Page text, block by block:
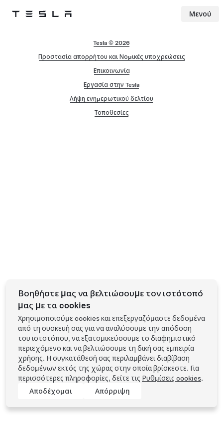
Tesla Μενού
Tesla © 2026
Προστασία απορρήτου και Νομικές υποχρεώσεις
Επικοινωνία
Εργασία στην Tesla
Λήψη ενημερωτικού δελτίου
Τοποθεσίες
Βοηθήστε μας να βελτιώσουμε τον ιστότοπό
μας με τα cookies
Χρησιμοποιούμε cookies και επεξεργαζόμαστε δεδομένα
από τη συσκευή σας για να αναλύσουμε την απόδοση
του ιστοτόπου, να εξατομικεύσουμε το διαφημιστικό
περιεχόμενο και να βελτιώσουμε τη δική σας εμπειρία
χρήσης. Η συγκατάθεσή σας περιλαμβάνει διαβίβαση
δεδομένων εκτός της χώρας στην οποία βρίσκεστε. Για
περισσότερες πληροφορίες, δείτε τις Ρυθμίσεις cookies.
Αποδέχομαι
Απόρριψη